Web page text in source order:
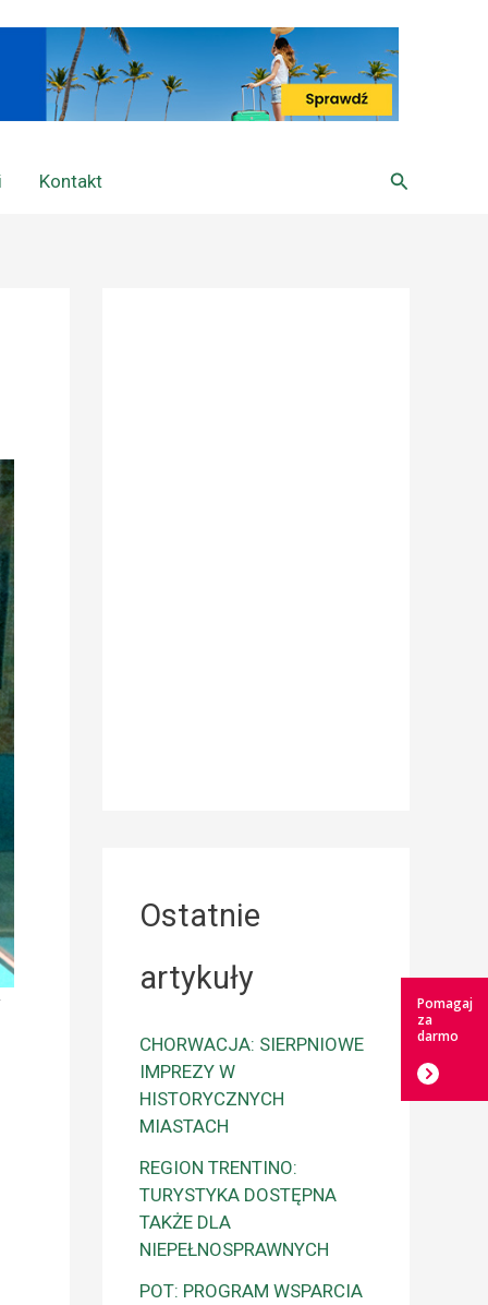
Kontakt Szukaj
Ostatnie
artykuły
CHORWACJA: SIERPNIOWE
IMPREZY W
HISTORYCZNYCH
MIASTACH
REGION TRENTINO:
TURYSTYKA DOSTĘPNA
TAKŻE DLA
NIEPEŁNOSPRAWNYCH
POT: PROGRAM WSPARCIA
Pomagaj
za
darmo